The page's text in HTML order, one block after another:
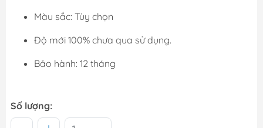
Màu sắc: Tùy chọn
Độ mới 100% chưa qua sử dụng.
Bảo hành: 12 tháng
Số lượng: